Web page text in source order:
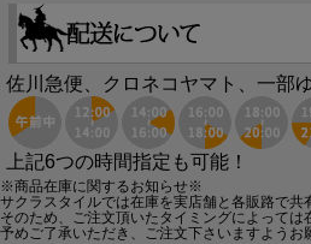
佐川急便、クロネコヤマト、一部
上記6つの時間指定も可能！
※商品在庫に関するお知らせ※
サクラスタイルでは在庫を実店舗と各販路で共
そのため、ご注文頂いたタイミングによっては
予めご了承いただき、ご注文下さいますようお